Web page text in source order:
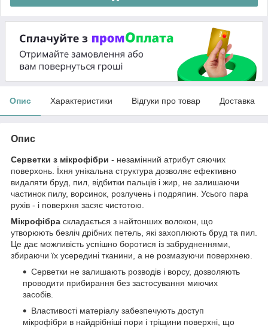
Опис Характеристики Відгуки про товар Доставка
Опис
Серветки з мікрофібри - незамінний атрибут сяючих
поверхонь. Їхня унікальна структура дозволяє ефективно
видаляти бруд, пил, відбитки пальців і жир, не залишаючи
частинок пилу, ворсинок, розлучень і подряпин. Усього пара
рухів - і поверхня засяє чистотою.
Мікрофібра складається з найтонших волокон, що
утворюють безліч дрібних петель, які захоплюють бруд та пил.
Це дає можливість успішно боротися із забрудненнями,
збираючи їх усередині тканини, а не розмазуючи поверхнею.
Серветки не залишають розводів і ворсу, дозволяють
проводити прибирання без застосування миючих
засобів.
Властивості матеріалу забезпечують доступ
мікрофібри в найдрібніші пори і тріщини поверхні, що